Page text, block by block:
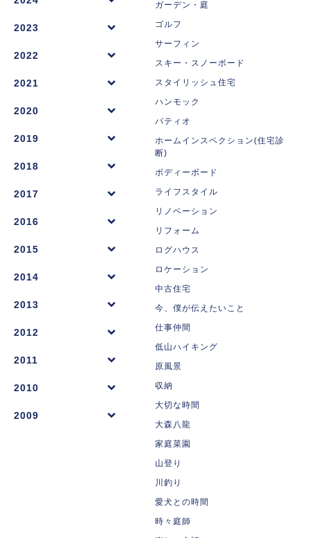
2023
2022
2021
2020
2019
2018
2017
2016
2015
2014
2013
2012
2011
2010
2009
ガーデン・庭
ゴルフ
サーフィン
スキー・スノーボード
スタイリッシュ住宅
ハンモック
パティオ
ホームインスペクション(住宅診
断)
ボディーボード
ライフスタイル
リノベーション
リフォーム
ログハウス
ロケーション
中古住宅
今、僕が伝えたいこと
仕事仲間
低山ハイキング
原風景
収納
大切な時間
大森八龍
家庭菜園
山登り
川釣り
愛犬との時間
時々庭師